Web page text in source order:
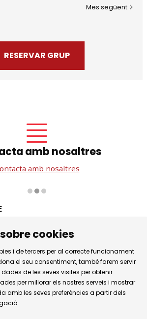
Mes següent
RESERVAR GRUP
amb nosaltres
amb nosaltres
dilluns a dijous de 9.30h a 17.30h i
14.30h.
| Ús de Cookies
|
|
cookies
i de tercers per al correcte funcionament
el seu consentiment, també farem servir
de les seves visites per obtenir
per millorar els nostres serveis i mostrar
amb les seves preferències a partir dels